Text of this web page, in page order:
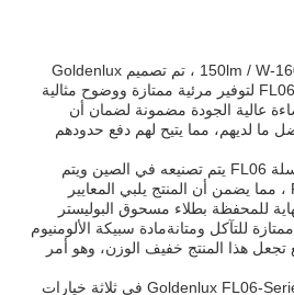
مع كفاءة ضوئية من 150lm / W-160lm / W ، تم تصميم Goldenlux
FL06-Series LED Sports Lights لتوفير مرئية ممتازة ووضوح مثالية
عالية الجودة مضمونة لضمان أن
ما لديهم، مما يتيح لهم دفع حدودهم
مصباح الرياضة LED من سلسلة FL06 يتم تصنيعه في الصين ويتم
شهادته من قبل CE و ROHS ، مما يضمن أن المنتج يلبي المعايير
للمحفظة بطلاء مسحوق البوليستر
للتآكل ومتانةمادة سبيكة الألومنيوم
هذا المنتج خفيف الوزن، وهو أمر
تتوفر Goldenlux FL06-Series LED Sports Lights في ثلاثة خيارات